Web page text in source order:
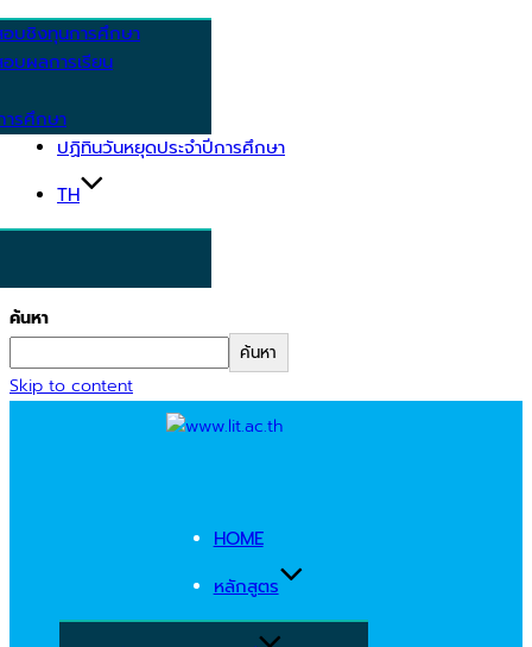
บชิงทุนการศึกษา
บผลการเรียน
รศึกษา
ปฏิทินวันหยุดประจำปีการศึกษา
TH
ค้นหา
ค้นหา
Skip to content
HOME
หลักสูตร